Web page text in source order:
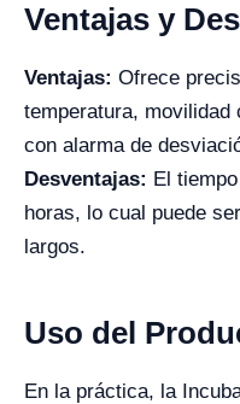
Ventajas y
Ventajas: Ofrece
temperatura, movilidad
con alarma de
Desventajas: El
horas, lo cual puede
largos.
Uso del
En la práctica, la